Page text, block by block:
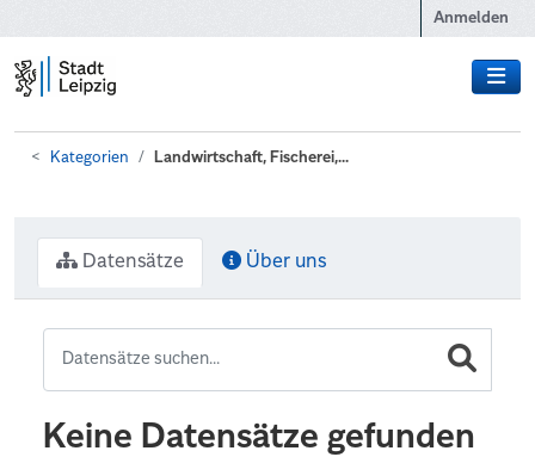
Anmelden
Kategorien Landwirtschaft, Fischerei,...
Datensätze Über uns
Keine Datensätze gefunden